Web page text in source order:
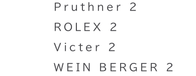
Pruthner 2
ROLEX 2
Victer 2
WEIN BERGER 2